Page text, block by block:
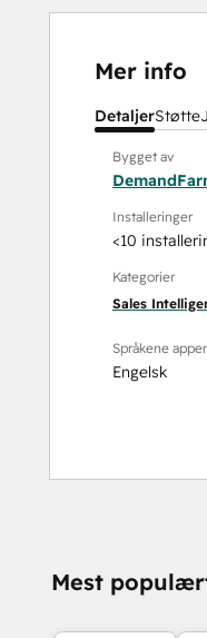
Mer info
DetaljerStøtte
Bygget av
Installeringer
<10
Kategorier
Sales
Språkene
Engelsk
Mest